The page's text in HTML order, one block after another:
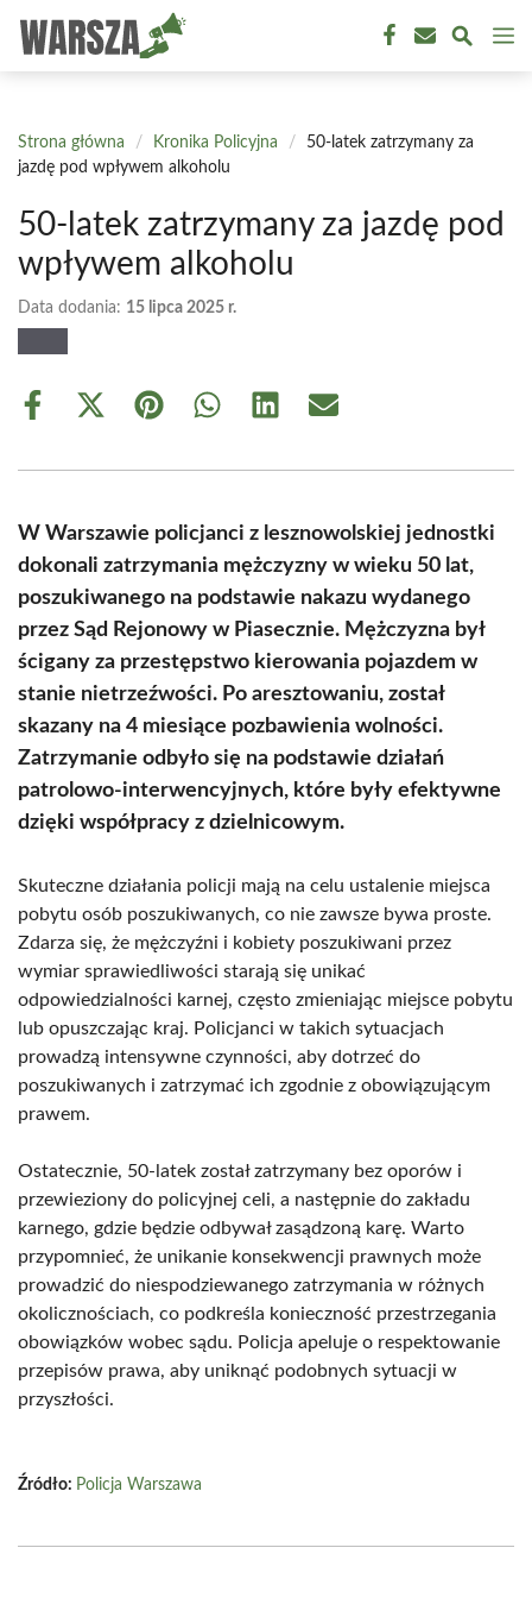
treści
Strona główna / Kronika Policyjna /
50-latek zatrzymany za
jazdę pod wpływem alkoholu
50-latek zatrzymany za jazdę pod
wpływem alkoholu
Data dodania: 15 lipca 2025 r.
Share
Share
(Twitter)
Share Share Share Share
W Warszawie policjanci z lesznowolskiej jednostki
dokonali zatrzymania mężczyzny w wieku 50 lat,
poszukiwanego na podstawie nakazu wydanego
przez Sąd Rejonowy w Piasecznie. Mężczyzna był
ścigany za przestępstwo kierowania pojazdem w
stanie nietrzeźwości. Po aresztowaniu, został
skazany na 4 miesiące pozbawienia wolności.
Zatrzymanie odbyło się na podstawie działań
patrolowo-interwencyjnych, które były efektywne
dzięki współpracy z dzielnicowym.
Skuteczne działania policji mają na celu ustalenie miejsca
pobytu osób poszukiwanych, co nie zawsze bywa proste.
Zdarza się, że mężczyźni i kobiety poszukiwani przez
wymiar sprawiedliwości starają się unikać
odpowiedzialności karnej, często zmieniając miejsce pobytu
lub opuszczając kraj. Policjanci w takich sytuacjach
prowadzą intensywne czynności, aby dotrzeć do
poszukiwanych i zatrzymać ich zgodnie z obowiązującym
prawem.
Ostatecznie, 50-latek został zatrzymany bez oporów i
przewieziony do policyjnej celi, a następnie do zakładu
karnego, gdzie będzie odbywał zasądzoną karę. Warto
przypomnieć, że unikanie konsekwencji prawnych może
prowadzić do niespodziewanego zatrzymania w różnych
okolicznościach, co podkreśla konieczność przestrzegania
obowiązków wobec sądu. Policja apeluje o respektowanie
przepisów prawa, aby uniknąć podobnych sytuacji w
przyszłości.
Źródło: Policja Warszawa